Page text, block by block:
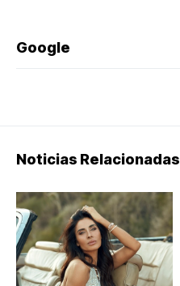
Google
Noticias Relacionadas